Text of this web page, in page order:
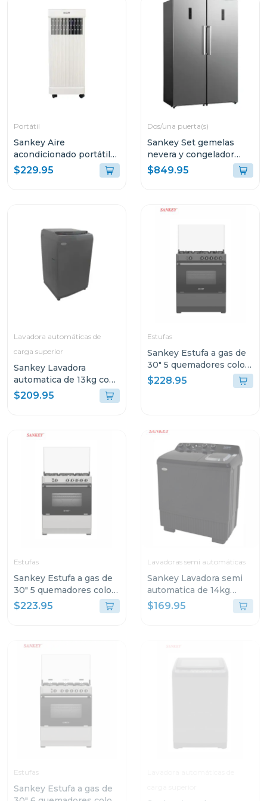
Portátil
Sankey Aire
acondicionado portátil
de 8500btu r32 blanco
$229.95
Dos/una puerta(s)
Sankey Set gemelas
nevera y congelador
inverter rf13c/rff10c
$849.95
Lavadora automáticas de
carga superior
Sankey Lavadora
automatica de 13kg con
bomba de expulsion
wma1371
$209.95
Estufas
Sankey Estufa a gas de
30" 5 quemadores color
negro berta
$228.95
Estufas
Sankey Estufa a gas de
30" 5 quemadores color
gris berta
$223.95
Lavadoras semi automáticas
Sankey Lavadora semi
automatica de 14kg
negro wm1415
$169.95
Estufas
Sankey Estufa a gas de